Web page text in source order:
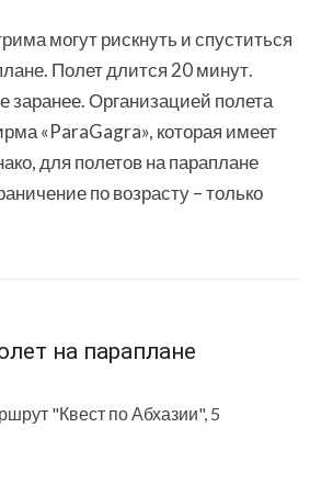
могут рискнуть и спуститься
Полет длится 20 минут.
заранее. Организацией полета
«ParaGagra», которая имеет
для полетов на параплане
по возрасту – только
на параплане